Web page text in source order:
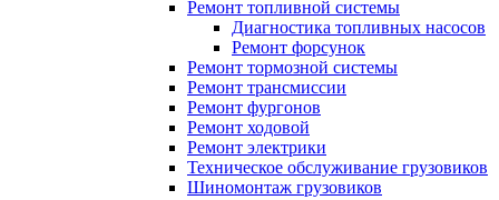
Ремонт топливной системы
Диагностика топливных насосов
Ремонт форсунок
Ремонт тормозной системы
Ремонт трансмиссии
Ремонт фургонов
Ремонт ходовой
Ремонт электрики
Техническое обслуживание грузовиков
Шиномонтаж грузовиков